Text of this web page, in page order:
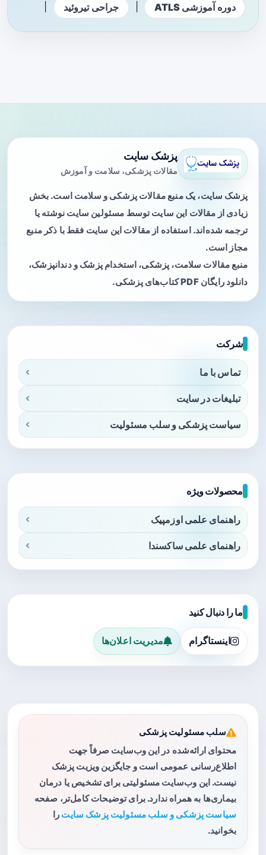
دوره آموزشی ATLS جراحی تیروئید
پزشک سایت
مقالات پزشکی، سلامت و آموزش
پزشک سایت، یک منبع مقالات پزشکی و سلامت است. بخش
زیادی از مقالات این سایت توسط مسئولین سایت نوشته یا
ترجمه شده‌اند. استفاده از مقالات این سایت فقط با ذکر منبع
مجاز است.
منبع مقالات سلامت، پزشکی، استخدام پزشک و دندانپزشک،
دانلود رایگان PDF کتاب‌های پزشکی.
شرکت
تماس با ما
تبلیغات در سایت
سیاست پزشکی و سلب مسئولیت
محصولات ویژه
راهنمای علمی اوزمپیک
راهنمای علمی ساکسندا
ما را دنبال کنید
اینستاگرام مدیریت اعلان‌ها
سلب مسئولیت پزشکی
محتوای ارائه‌شده در این وب‌سایت صرفاً جهت
اطلاع‌رسانی عمومی است و جایگزین ویزیت پزشک
نیست. این وب‌سایت مسئولیتی برای تشخیص یا درمان
بیماری‌ها به همراه ندارد. برای توضیحات کامل‌تر، صفحه
سیاست پزشکی و سلب مسئولیت پزشک سایت را
بخوانید.